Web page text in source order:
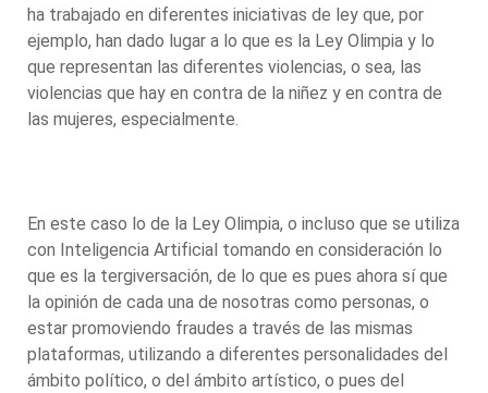
ha trabajado en diferentes iniciativas de ley que, por
ejemplo, han dado lugar a lo que es la Ley Olimpia y lo
que representan las diferentes violencias, o sea, las
violencias que hay en contra de la niñez y en contra de
las mujeres, especialmente.
En este caso lo de la Ley Olimpia, o incluso que se utiliza
con Inteligencia Artificial tomando en consideración lo
que es la tergiversación, de lo que es pues ahora sí que
la opinión de cada una de nosotras como personas, o
estar promoviendo fraudes a través de las mismas
plataformas, utilizando a diferentes personalidades del
ámbito político, o del ámbito artístico, o pues del